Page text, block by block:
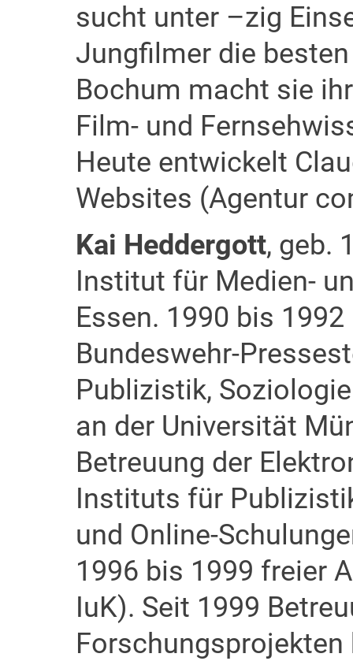
sucht unter –zig
Jungfilmer die
Bochum macht sie
Film- und
Heute entwickelt
Websites (Agentur
Kai Heddergott, geb.
Institut für Medien-
Essen. 1990 bis
Bundeswehr-
Publizistik,
an der Universität
Betreuung der
Instituts für
und Online-
1996 bis 1999 freier
IuK). Seit 1999
Forschungsprojekten